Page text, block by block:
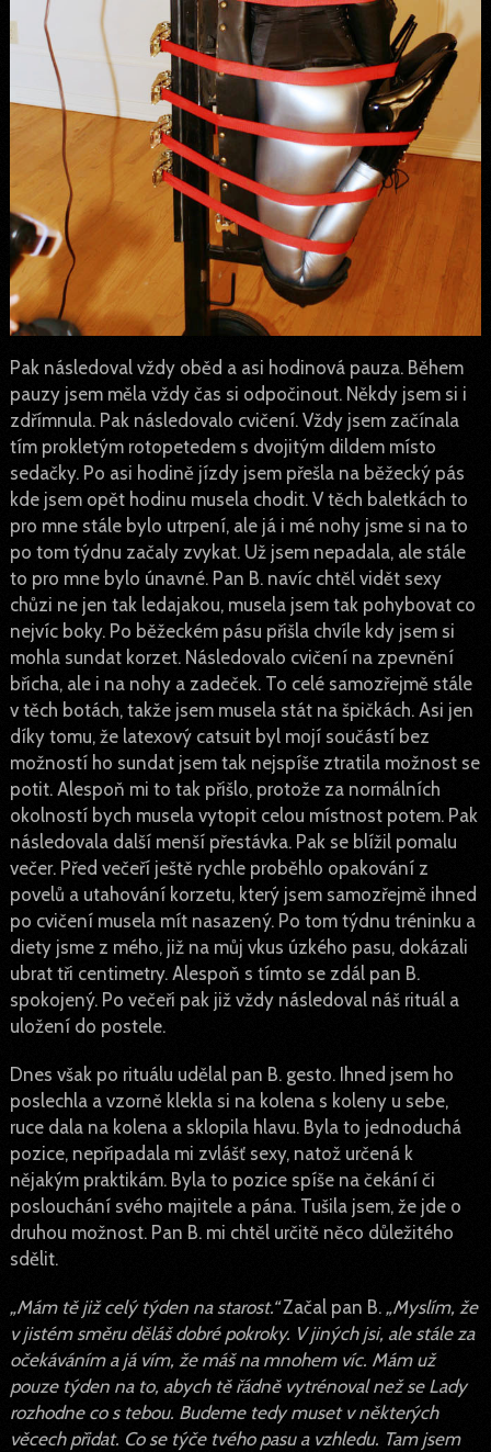
Pak následoval vždy oběd a asi hodinová pauza. Během
pauzy jsem měla vždy čas si odpočinout. Někdy jsem si i
zdřímnula. Pak následovalo cvičení. Vždy jsem začínala
tím prokletým rotopetedem s dvojitým dildem místo
sedačky. Po asi hodině jízdy jsem přešla na běžecký pás
kde jsem opět hodinu musela chodit. V těch baletkách to
pro mne stále bylo utrpení, ale já i mé nohy jsme si na to
po tom týdnu začaly zvykat. Už jsem nepadala, ale stále
to pro mne bylo únavné. Pan B. navíc chtěl vidět sexy
chůzi ne jen tak ledajakou, musela jsem tak pohybovat co
nejvíc boky. Po běžeckém pásu přišla chvíle kdy jsem si
mohla sundat korzet. Následovalo cvičení na zpevnění
břicha, ale i na nohy a zadeček. To celé samozřejmě stále
v těch botách, takže jsem musela stát na špičkách. Asi jen
díky tomu, že latexový catsuit byl mojí součástí bez
možností ho sundat jsem tak nejspíše ztratila možnost se
potit. Alespoň mi to tak přišlo, protože za normálních
okolností bych musela vytopit celou místnost potem. Pak
následovala další menší přestávka. Pak se blížil pomalu
večer. Před večeří ještě rychle proběhlo opakování z
povelů a utahování korzetu, který jsem samozřejmě ihned
po cvičení musela mít nasazený. Po tom týdnu tréninku a
diety jsme z mého, již na můj vkus úzkého pasu, dokázali
ubrat tři centimetry. Alespoň s tímto se zdál pan B.
spokojený. Po večeři pak již vždy následoval náš rituál a
uložení do postele.
Dnes však po rituálu udělal pan B. gesto. Ihned jsem ho
poslechla a vzorně klekla si na kolena s koleny u sebe,
ruce dala na kolena a sklopila hlavu. Byla to jednoduchá
pozice, nepřipadala mi zvlášť sexy, natož určená k
nějakým praktikám. Byla to pozice spíše na čekání či
poslouchání svého majitele a pána. Tušila jsem, že jde o
druhou možnost. Pan B. mi chtěl určitě něco důležitého
sdělit.
„Mám tě již celý týden na starost.“Začal pan B. „Myslím, že
v jistém směru děláš dobré pokroky. V jiných jsi, ale stále za
očekáváním a já vím, že máš na mnohem víc. Mám už
pouze týden na to, abych tě řádně vytrénoval než se Lady
rozhodne co s tebou. Budeme tedy muset v některých
věcech přidat. Co se týče tvého pasu a vzhledu. Tam jsem